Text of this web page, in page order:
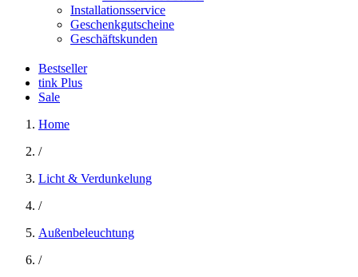
Installationsservice
Geschenkgutscheine
Geschäftskunden
Bestseller
tink Plus
Sale
Home
/
Licht & Verdunkelung
/
Außenbeleuchtung
/